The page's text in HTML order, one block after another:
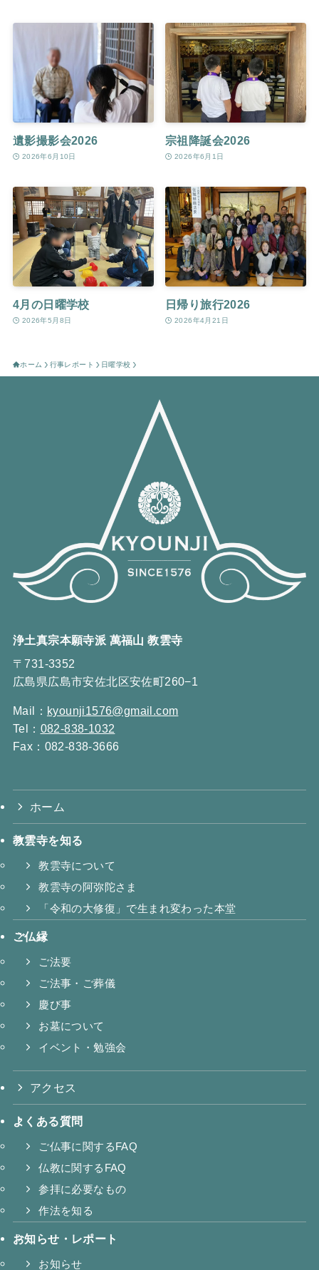
遺影撮影会2026
2026年6月10日
宗祖降誕会2026
2026年6月1日
4月の日曜学校
2026年5月8日
日帰り旅行2026
2026年4月21日
ホーム 行事レポート 日曜学校
浄土真宗本願寺派 萬福山 教雲寺
〒731-3352
広島県広島市安佐北区安佐町260−1
Mail： kyounji1576@gmail.com
Tel： 082-838-1032
Fax：082-838-3666
ホーム
教雲寺を知る
教雲寺について
教雲寺の阿弥陀さま
「令和の大修復」で生まれ変わった本堂
ご仏縁
ご法要
ご法事・ご葬儀
慶び事
お墓について
イベント・勉強会
アクセス
よくある質問
ご仏事に関するFAQ
仏教に関するFAQ
参拝に必要なもの
作法を知る
お知らせ・レポート
お知らせ